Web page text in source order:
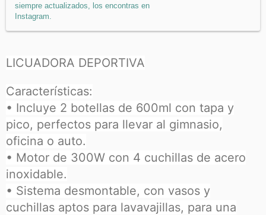
siempre actualizados, los encontras en
Instagram.
LICUADORA DEPORTIVA
Características:
• Incluye 2 botellas de 600ml con tapa y
pico, perfectos para llevar al gimnasio,
oficina o auto.
• Motor de 300W con 4 cuchillas de acero
inoxidable.
• Sistema desmontable, con vasos y
cuchillas aptos para lavavajillas, para una